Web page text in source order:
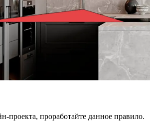
проекта, проработайте данное правило.